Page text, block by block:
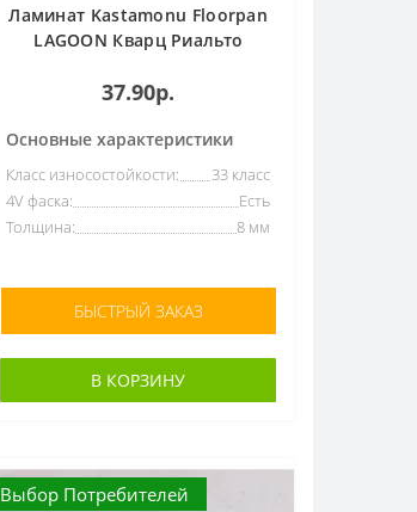
Ламинат Kastamonu Floorpan
LAGOON Кварц Риальто
37.90р.
Основные характеристики
Класс износостойкости:
33 класс
4V фаска:
Есть
Толщина:
8 мм
БЫСТРЫЙ ЗАКАЗ
В КОРЗИНУ
Выбор Потребителей